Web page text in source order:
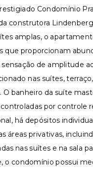
Condomínio
construtora
amplas, o
que proporcionam
de amplitude
nas suítes,
banheiro da suíte
por
há depósitos
áreas privativas,
nas suítes e na sala
condomínio possui